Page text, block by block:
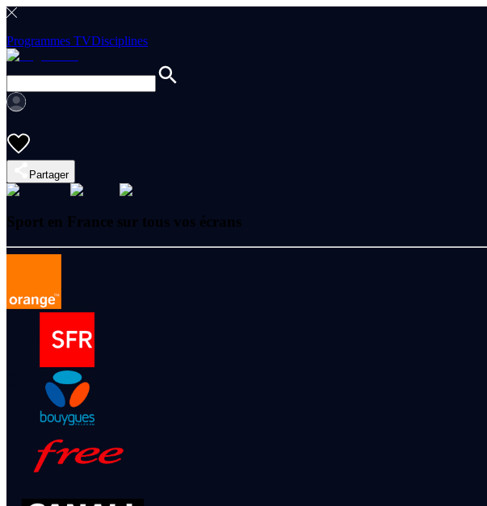
Programmes TVDisciplines
Partager
Sport en France sur tous vos écrans